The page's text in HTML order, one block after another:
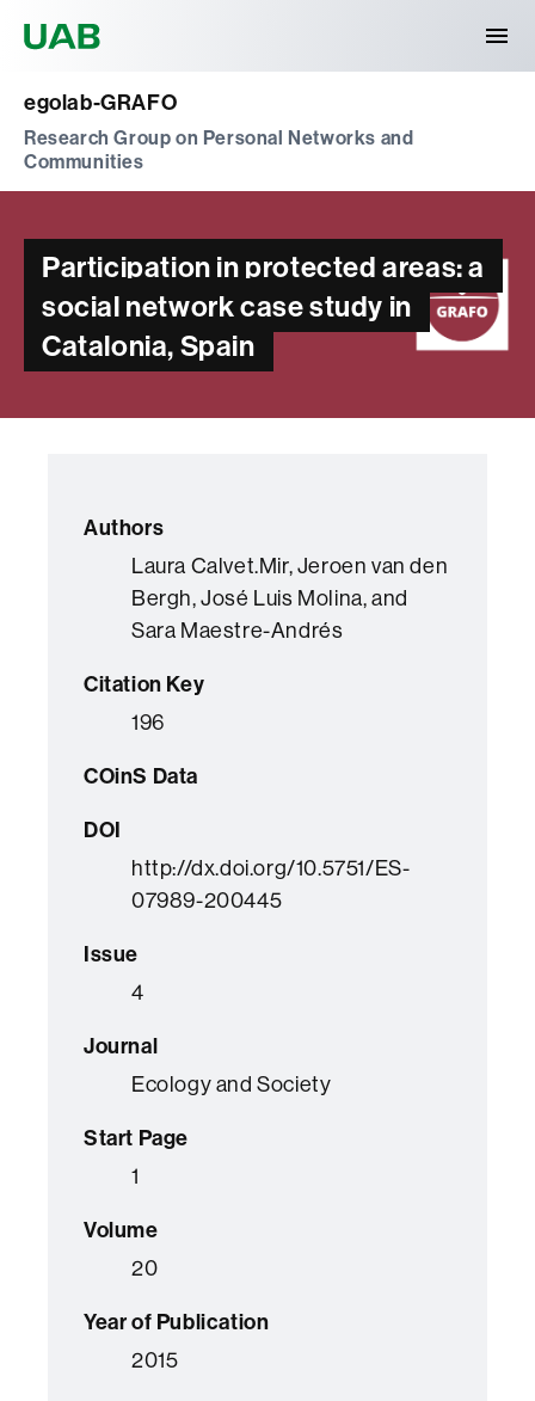
egolab-GRAFO
Research Group on Personal Networks and
Communities
Participation in protected areas: a
social network case study in
Catalonia, Spain
Authors
Laura Calvet.Mir, Jeroen van den
Bergh, José Luis Molina, and
Sara Maestre-Andrés
Citation Key
196
COinS Data
DOI
http://dx.doi.org/10.5751/ES-
07989-200445
Issue
4
Journal
Ecology and Society
Start Page
1
Volume
20
Year of Publication
2015